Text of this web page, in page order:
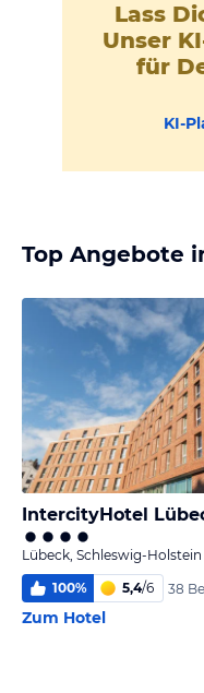
Lass
Unser
für
KI-
Top Angebote
IntercityHotel
Lübeck, Schleswig-Holstein
100% 5,4/6 38
Zum Hotel